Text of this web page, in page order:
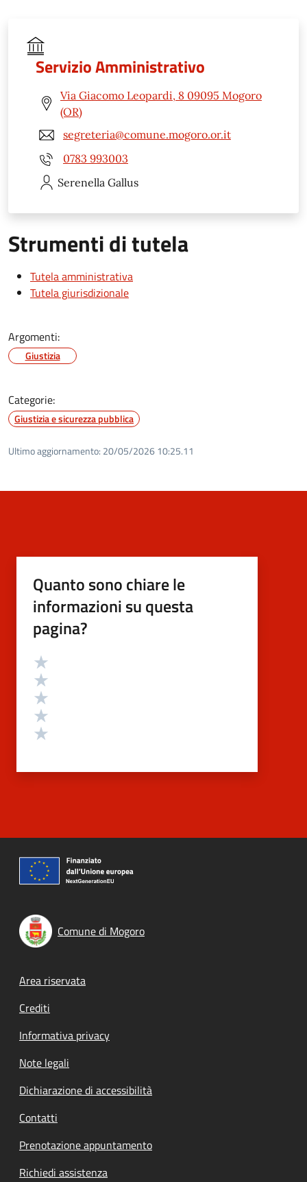
Servizio Amministrativo
Via Giacomo Leopardi, 8 09095 Mogoro
(OR)
segreteria@comune.mogoro.or.it
0783 993003
Serenella Gallus
Strumenti di tutela
Tutela amministrativa
Tutela giurisdizionale
Argomenti:
Giustizia
Categorie:
Giustizia e sicurezza pubblica
Ultimo aggiornamento: 20/05/2026 10:25.11
Quanto sono chiare le
informazioni su questa
pagina?
Valutazione
Comune di Mogoro
Footer menu
Area riservata
Crediti
Informativa privacy
Note legali
Dichiarazione di accessibilità
Contatti
Prenotazione appuntamento
Richiedi assistenza